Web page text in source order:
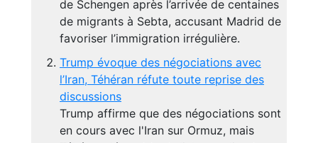
de Schengen après l’arrivée de centaines
de migrants à Sebta, accusant Madrid de
favoriser l’immigration irrégulière.
Trump évoque des négociations avec
l’Iran, Téhéran réfute toute reprise des
discussions
Trump affirme que des négociations sont
en cours avec l'Iran sur Ormuz, mais